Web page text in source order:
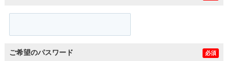
ご希望のパスワード 必須